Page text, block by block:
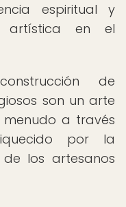
espiritual y
artística en el
de
son un arte
a través
por la
los artesanos